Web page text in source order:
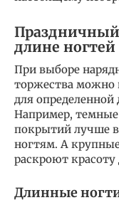
длине ногтей
При выборе
торжества можно
для
Например,
покрытий лучше
ногтям. А
раскроют
Длинные